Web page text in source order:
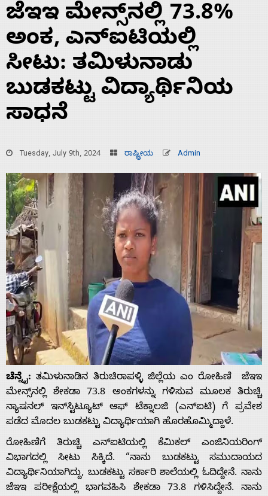
ಜೆಇಇ ಮೇನ್ಸ್‌ನಲ್ಲಿ 73.8%
ಅಂಕ, ಎನ್‌ಐಟಿಯಲ್ಲಿ
ಸೀಟು: ತಮಿಳುನಾಡು
ಬುಡಕಟ್ಟು ವಿದ್ಯಾರ್ಥಿನಿಯ
ಸಾಧನೆ
Tuesday, July 9th, 2024 ರಾಷ್ಟ್ರೀಯ Admin
ಚೆನ್ನೈ: ತಮಿಳುನಾಡಿನ ತಿರುಚಿರಾಪಳ್ಳಿ ಜಿಲ್ಲೆಯ ಎಂ ರೋಹಿಣಿ ಜೆಇಇ
ಮೇನ್ಸ್‌ನಲ್ಲಿ ಶೇಕಡಾ 73.8 ಅಂಕಗಳನ್ನು ಗಳಿಸುವ ಮೂಲಕ ತಿರುಚ್ಚಿ
ನ್ಯಾಷನಲ್ ಇನ್‌ಸ್ಟಿಟ್ಯೂಟ್ ಆಫ್ ಟೆಕ್ನಾಲಜಿ (ಎನ್‌ಐಟಿ) ಗೆ ಪ್ರವೇಶ
ಪಡೆದ ಮೊದಲ ಬುಡಕಟ್ಟು ವಿದ್ಯಾರ್ಥಿಯಾಗಿ ಹೊರಹೊಮ್ಮಿದ್ದಾಳೆ.
ರೋಹಿಣಿಗೆ ತಿರುಚ್ಚಿ ಎನ್‌ಐಟಿಯಲ್ಲಿ ಕೆಮಿಕಲ್ ಎಂಜಿನಿಯರಿಂಗ್
ವಿಭಾಗದಲ್ಲಿ ಸೀಟು ಸಿಕ್ಕಿದೆ. “ನಾನು ಬುಡಕಟ್ಟು ಸಮುದಾಯದ
ವಿದ್ಯಾರ್ಥಿನಿಯಾಗಿದ್ದು, ಬುಡಕಟ್ಟು ಸರ್ಕಾರಿ ಶಾಲೆಯಲ್ಲಿ ಓದಿದ್ದೇನೆ. ನಾನು
ಜೆಇಇ ಪರೀಕ್ಷೆಯಲ್ಲಿ ಭಾಗವಹಿಸಿ ಶೇಕಡಾ 73.8 ಗಳಿಸಿದ್ದೇನೆ. ನಾನು